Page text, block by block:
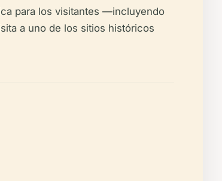
para los visitantes —incluyendo
a uno de los sitios históricos